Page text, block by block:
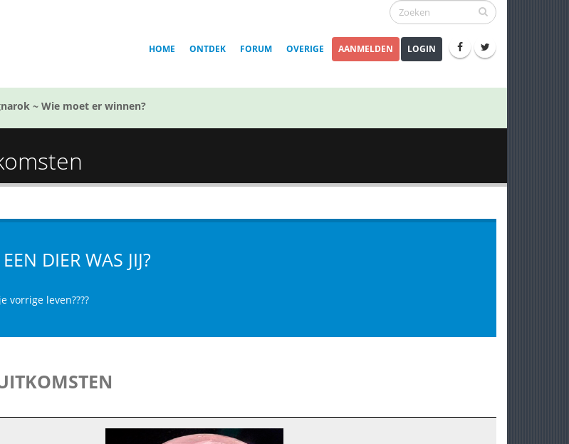
HOME ONTDEK FORUM OVERIGE AANMELDEN LOGIN
~ Wie moet er winnen?
DIER WAS JIJ?
vorrige leven????